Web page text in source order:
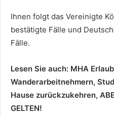
Ihnen folgt das Vereinigte
bestätigte Fälle und
Fälle.
Lesen Sie auch: MHA
Wanderarbeitnehmern,
Hause zurückzukehren,
GELTEN!